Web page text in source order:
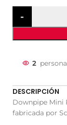
2
DESCRIPCIÓN
Downpipe Mini
fabricada por